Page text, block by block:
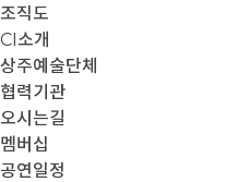
조직도
CI소개
상주예술단체
협력기관
오시는길
멤버십
공연일정